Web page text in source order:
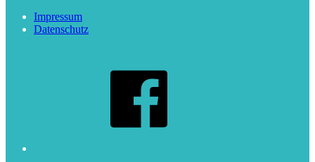
Impressum
Datenschutz